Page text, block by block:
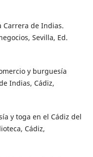
Carrera de Indias.
Sevilla, Ed.
y burguesía
Indias, Cádiz,
y toga en el Cádiz del
Cádiz,